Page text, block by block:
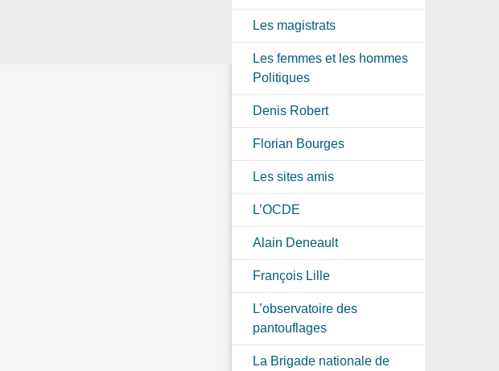
Les magistrats
Les femmes et les hommes
Politiques
Denis Robert
Florian Bourges
Les sites amis
L’OCDE
Alain Deneault
François Lille
L’observatoire des
pantouflages
La Brigade nationale de